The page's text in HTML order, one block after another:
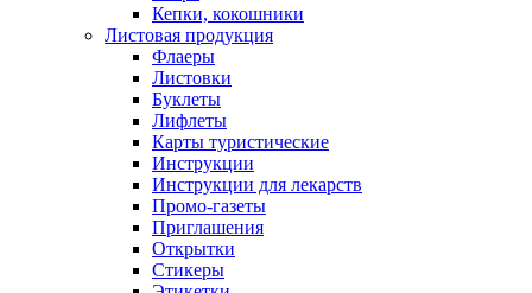
Кепки, кокошники
Листовая продукция
Флаеры
Листовки
Буклеты
Лифлеты
Карты туристические
Инструкции
Инструкции для лекарств
Промо-газеты
Приглашения
Открытки
Стикеры